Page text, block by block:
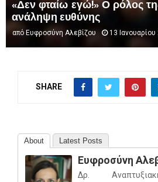
«Δεν φταίω εγώ!» Ο ρόλος
ανάληψη ευθύνης
από Ευφροσύνη Αλεβίζου 13 Ιανουαρίου
SHARE
About Latest Posts
Ευφροσύνη
Δρ.